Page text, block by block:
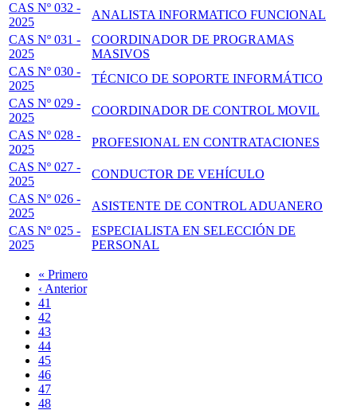
CAS Nº 032 -
2025
ANALISTA INFORMATICO FUNCIONAL
CAS Nº 031 -
2025
COORDINADOR DE PROGRAMAS
MASIVOS
CAS Nº 030 -
2025
TÉCNICO DE SOPORTE INFORMÁTICO
CAS Nº 029 -
2025
COORDINADOR DE CONTROL MOVIL
CAS Nº 028 -
2025
PROFESIONAL EN CONTRATACIONES
CAS Nº 027 -
2025
CONDUCTOR DE VEHÍCULO
CAS Nº 026 -
2025
ASISTENTE DE CONTROL ADUANERO
CAS Nº 025 -
2025
ESPECIALISTA EN SELECCIÓN DE
PERSONAL
Paginación
Primera
página
« Primero
Página
anterior
‹ Anterior
Page
41
Page
42
Page
43
Page
44
Página
actual
45
Page
46
Page
47
Page
48